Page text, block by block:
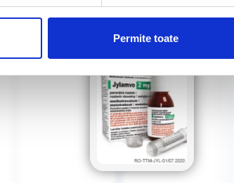
Permite toate